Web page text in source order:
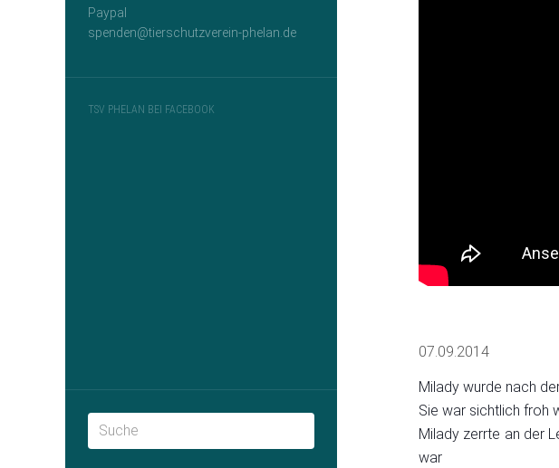
Paypal
spenden@tierschutzverein-phelan.de
TSV PHELAN BEI FACEBOOK
07.09.2014
Milady wurde nach
Sie war sichtlich froh
Milady zerrte an der
war